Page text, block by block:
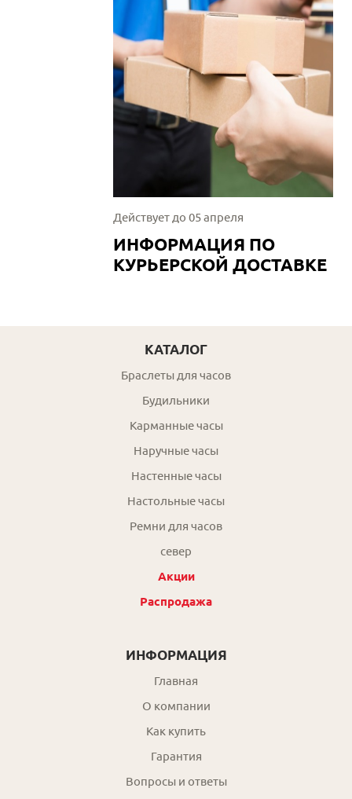
Действует до 05 апреля
ИНФОРМАЦИЯ ПО
КУРЬЕРСКОЙ ДОСТАВКЕ
КАТАЛОГ
Браслеты для часов
Будильники
Карманные часы
Наручные часы
Настенные часы
Настольные часы
Ремни для часов
север
Акции
Распродажа
ИНФОРМАЦИЯ
Главная
О компании
Как купить
Гарантия
Вопросы и ответы